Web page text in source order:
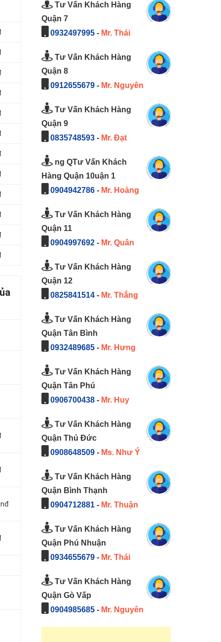
Tư Vấn Khách Hàng
Quận 7
0932497995- Mr. Thái
Tư Vấn Khách Hàng
Quận 8
0912655679- Mr. Nguyên
Tư Vấn Khách Hàng
Quận 9
0835748593- Mr. Đạt
ng QTư Vấn Khách
Hàng Quận 10uận 1
0904942786- Mr. Hoàng
Tư Vấn Khách Hàng
Quận 11
0904997692- Mr. Quân
Tư Vấn Khách Hàng
Quận 12
0825841514- Mr. Thắng
Tư Vấn Khách Hàng
Quận Tân Bình
0932489685- Mr. Hưng
Tư Vấn Khách Hàng
Quận Tân Phú
0906700438- Mr. Huy
Tư Vấn Khách Hàng
Quận Thủ Đức
0908648509- Ms. Như Ý
Tư Vấn Khách Hàng
Quận Bình Thạnh
0904712881- Mr. Thuận
Tư Vấn Khách Hàng
Quận Phú Nhuận
0934655679- Mr. Thái
Tư Vấn Khách Hàng
Quận Gò Vấp
0904985685- Mr. Nguyên